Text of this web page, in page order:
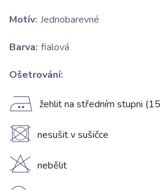
Motív: Jednobarevné
Barva: fialová
Ošetrování:
E žehlit na středním stupni
U nesušit v sušičce
H nebělit